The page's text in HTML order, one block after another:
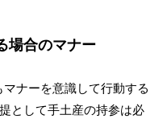
場合のマナー
ナーを意識して行動する
として手土産の持参は必